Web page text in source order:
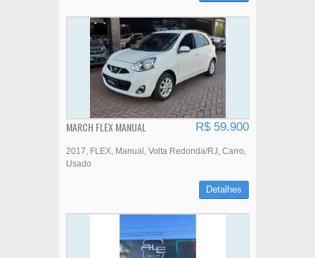
MARCH FLEX MANUAL R$ 59.900
2017 FLEX Manual Volta Redonda/RJ Carro
Usado
Detalhes